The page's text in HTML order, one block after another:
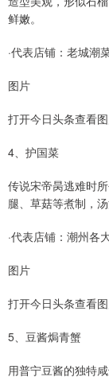
鲜嫩。
·代表店铺：老城潮
图片
打开今日头条查看
4、护国菜
传说宋帝昺逃难时
腿、草菇等煮制，汤
·代表店铺：潮州各
图片
打开今日头条查看
5、豆酱焗青蟹
用普宁豆酱的独特